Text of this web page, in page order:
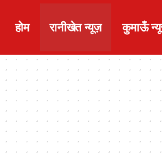
होम रानीखेत न्यूज़ कुमाऊँ